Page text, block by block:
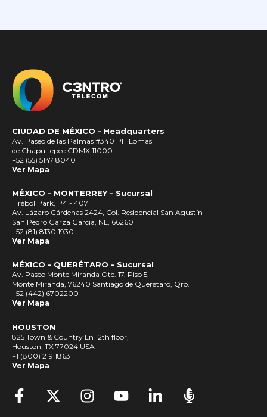
CIUDAD DE MÉXICO - Headquarters
Av. Paseo de las Palmas #340 PH Lomas
de Chapultepec CDMX 11000
+52 (55) 5147 8040
Ver Mapa
MÉXICO - MONTERREY - Sucursal
T rébol Park, P4 - 407
Av. Lázaro Cárdenas 2424, Col. Residencial San Agustín
San Pedro Garza García, NL, 66260
+52 (81) 8130 1930
Ver Mapa
MÉXICO - QUERÉTARO - Sucursal
Av. Paseo Monte Miranda Ote. 17, Piso 5,
Monte Miranda, 76240 Santiago de Querétaro, Qro.
+52 (442) 6702200
Ver Mapa
HOUSTON
825 Town & Country Ln 12th floor,
Houston, TX 77024 USA
+1 (800) 219 1863
Ver Mapa